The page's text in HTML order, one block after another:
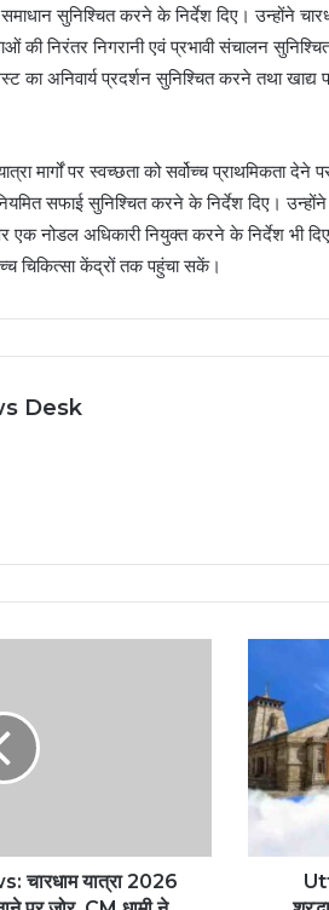
सुनिश्चित करने के निर्देश दिए। उन्होंने
की निरंतर निगरानी एवं प्रभावी संचालन
का अनिवार्य प्रदर्शन सुनिश्चित करने तथा
मार्गों पर स्वच्छता को सर्वोच्च प्राथमिकता देने
सफाई सुनिश्चित करने के निर्देश दिए।
एक नोडल अधिकारी नियुक्त करने के निर्देश भी
चिकित्सा केंद्रों तक पहुंचा सकें।
Desk
यात्रा 2026